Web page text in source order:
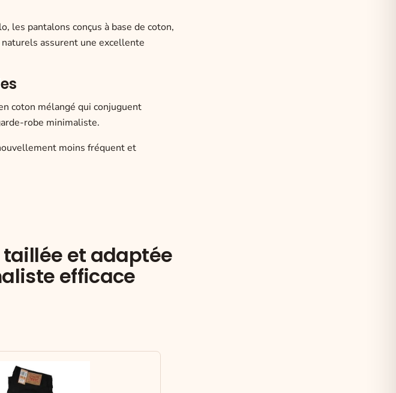
les pantalons conçus à base de coton,
assurent une excellente
coton mélangé qui conjuguent
robe minimaliste.
moins fréquent et
et adaptée
efficace